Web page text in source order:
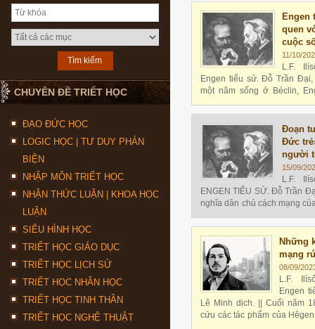
CHUYÊN ĐỀ TRIẾT HỌC
ĐẠO ĐỨC HỌC
LOGIC HỌC | TƯ DUY PHẢN
BIỆN
NHẬP MÔN TRIẾT HỌC
NHẬN THỨC LUẬN | KHOA HỌC
LUẬN
SIÊU HÌNH HỌC
TRIẾT HỌC GIÁO DỤC
TRIẾT HỌC LỊCH SỬ
TRIẾT HỌC NHÂN HỌC
TRIẾT HỌC TINH THẦN
TRIẾT HỌC NGHỆ THUẬT
Engen
quen
cuộc
11/10/
L.F.
Engen tiểu sử. Đỗ Trần
một năm sống ở Béclin,
thành phố Bácmen buồn tẻ
Đoạn
Đức
người
15/09/
L.F.
ENGEN TIỂU SỬ. Đỗ Trần
nghĩa dân chủ cách mạng
cương lĩnh chính trị - xã hội
đoạn tuyệt hoàn toàn với
Những
mạng
08/09/
L.F.
Engen
Lê Minh dịch. || Cuối năm
cứu các tác phẩm của